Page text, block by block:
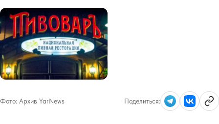
Фото: Архив YarNews Поделиться: